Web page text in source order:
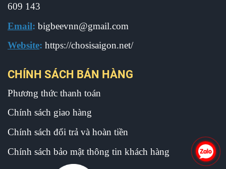
609 143
Email: bigbeevnn@gmail.com
Website: https://chosisaigon.net/
CHÍNH SÁCH BÁN HÀNG
Phương thức thanh toán
Chính sách giao hàng
Chính sách đổi trả và hoàn tiền
Chính sách bảo mật thông tin khách hàng